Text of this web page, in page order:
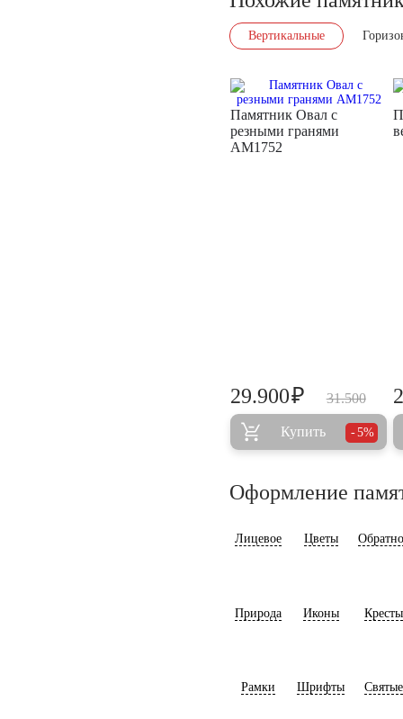
Вертикальные
Памятник Овал с
резными гранями
AM1752
31.500
29.900₽
Купить 5%
Оформление
Лицевое Цветы
Природа Иконы Кресты
Рамки Шрифты Святые